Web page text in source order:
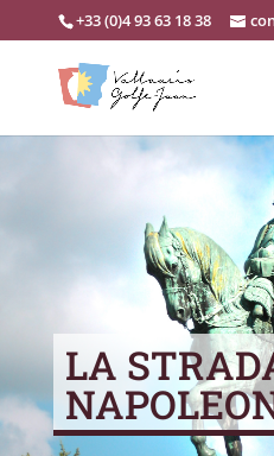
+33 (0)4 93 63 18 38
LA